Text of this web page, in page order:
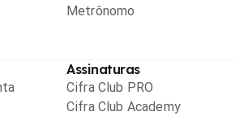
Metrônomo
Assinaturas
Cifra Club PRO
Cifra Club Academy